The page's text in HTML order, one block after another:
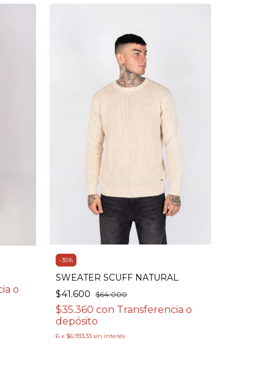
o
-35%
SWEATER SCUFF NATURAL
$41.600 $64.000
$35.360 con Transferencia o
depósito
6 x $6.933,33 sin interés